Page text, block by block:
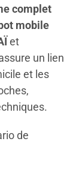
complet
mobile
et
un lien
et les
de